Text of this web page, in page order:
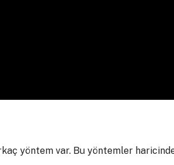
yöntem var. Bu yöntemler